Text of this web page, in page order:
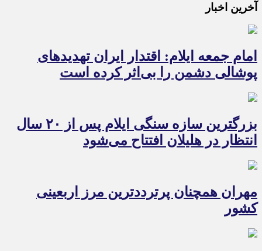
آخرین اخبار
امام جمعه ایلام: اقتدار ایران تهدیدهای
پوشالی دشمن را بی‌اثر کرده است
بزرگترین سازه سنگی ایلام پس از ۲۰ سال
انتظار در هلیلان افتتاح می‌شود
مهران همچنان پرترددترین مرز اربعینی
کشور